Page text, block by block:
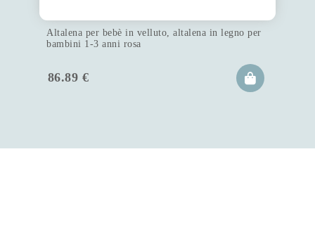
Altalena per bebè in velluto, altalena in legno per
bambini 1-3 anni rosa
86.89 €